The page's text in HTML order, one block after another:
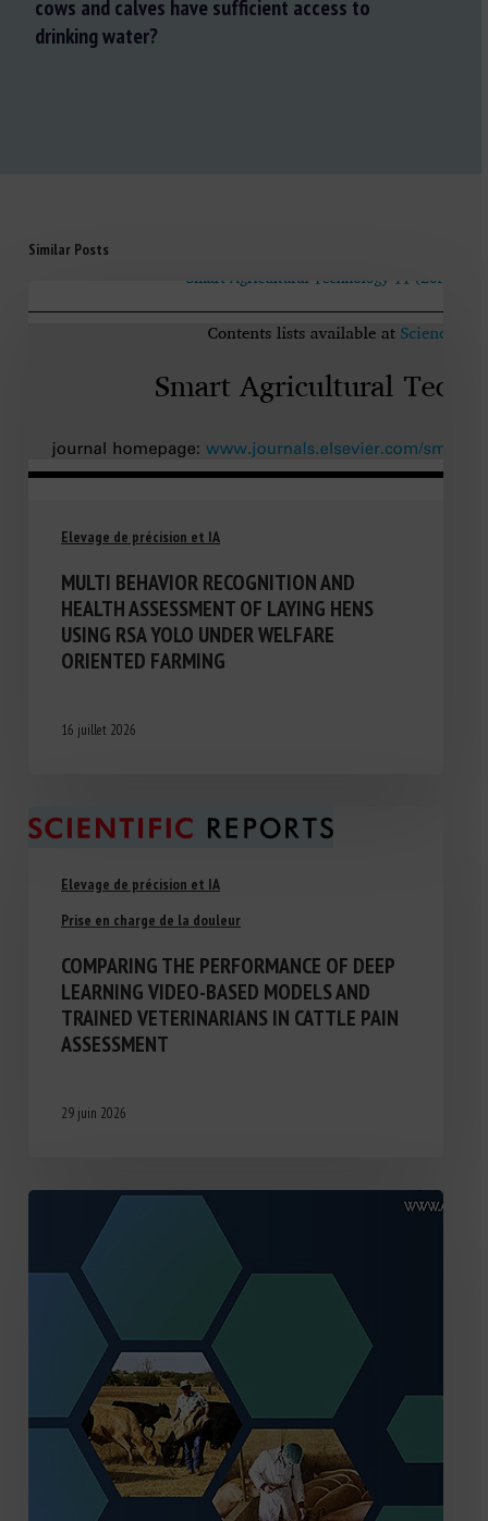
cows and calves have sufficient access to
drinking water?
Similar Posts
Elevage de précision et IA
MULTI BEHAVIOR RECOGNITION AND
HEALTH ASSESSMENT OF LAYING HENS
USING RSA YOLO UNDER WELFARE
ORIENTED FARMING
16 juillet 2026
Elevage de précision et IA
Prise en charge de la douleur
COMPARING THE PERFORMANCE OF DEEP
LEARNING VIDEO-BASED MODELS AND
TRAINED VETERINARIANS IN CATTLE PAIN
ASSESSMENT
29 juin 2026